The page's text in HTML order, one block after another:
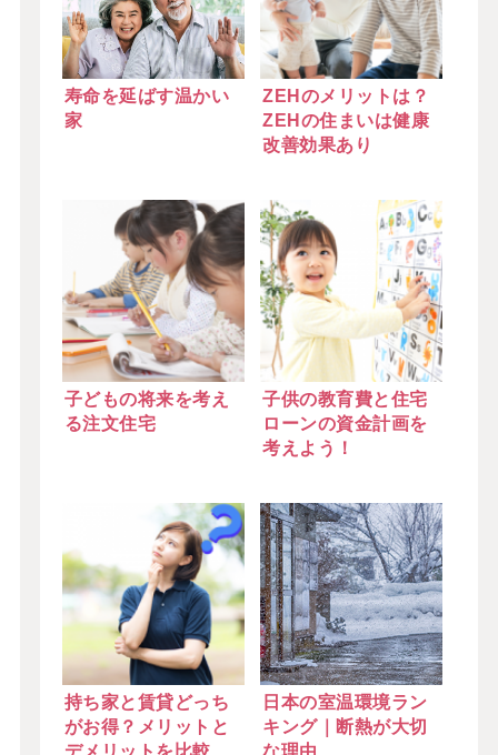
寿命を延ばす温かい
家
ZEHのメリットは？
ZEHの住まいは健康
改善効果あり
子どもの将来を考え
る注文住宅
子供の教育費と住宅
ローンの資金計画を
考えよう！
持ち家と賃貸どっち
がお得？メリットと
デメリットを比較
日本の室温環境ラン
キング｜断熱が大切
な理由